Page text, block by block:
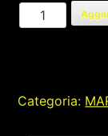
EOLICHE
NOTE
Categoria: